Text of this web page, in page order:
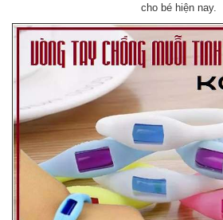
cho bé hiện nay.